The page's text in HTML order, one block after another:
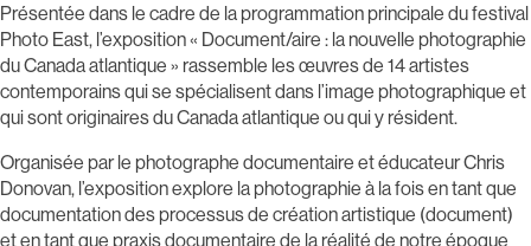
Présentée dans le cadre de la programmation principale du festival
Photo East, l’exposition « Document/aire : la nouvelle photographie
du Canada atlantique » rassemble les œuvres de 14 artistes
contemporains qui se spécialisent dans l’image photographique et
qui sont originaires du Canada atlantique ou qui y résident.
Organisée par le photographe documentaire et éducateur Chris
Donovan, l’exposition explore la photographie à la fois en tant que
documentation des processus de création artistique (document)
et en tant que praxis documentaire de la réalité de notre époque